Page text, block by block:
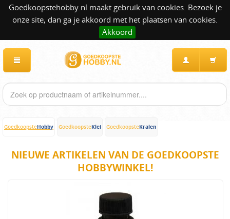
Goedkoopstehobby.nl maakt gebruik van cookies. Bezoek je
onze site, dan ga je akkoord met het plaatsen van cookies.
Akkoord
GoedkoopsteHobby GoedkoopsteKlei GoedkoopsteKralen
NIEUWE ARTIKELEN VAN DE GOEDKOOPSTE
HOBBYWINKEL!